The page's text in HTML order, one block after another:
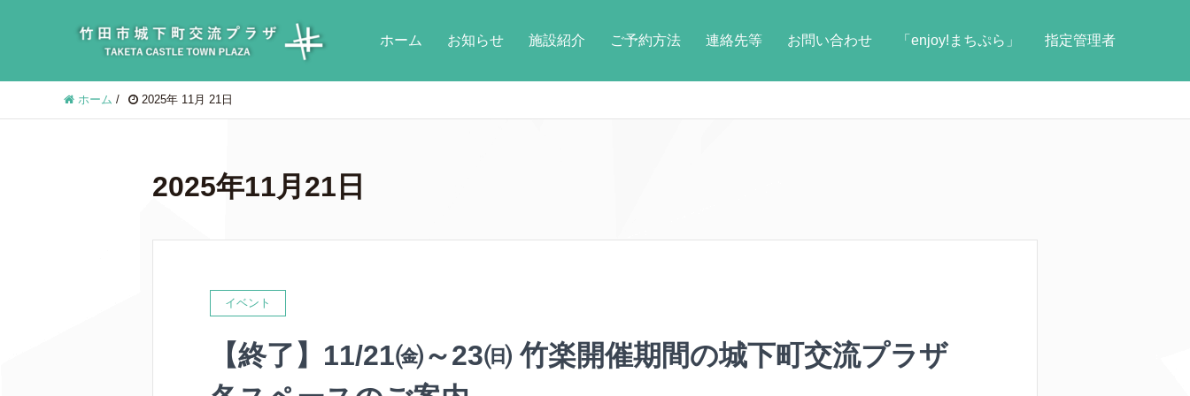
ホーム お知らせ 施設紹介 ご予約方法 連絡先等 お問い合わせ 「enjoy!まちぷら」 指定管理者
ホーム / 2025年 11月 21日
2025年11月21日
イベント
【終了】11/21㈮～23㈰ 竹楽開催期間の城下町交流プラザ